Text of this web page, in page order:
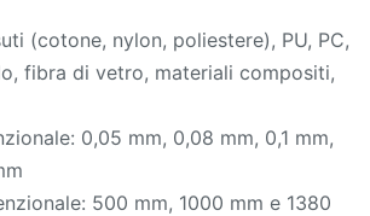
(cotone, nylon, poliestere), PU, ​​PC,
fibra di vetro, materiali compositi,
0,05 mm, 0,08 mm, 0,1 mm,
500 mm, 1000 mm e 1380